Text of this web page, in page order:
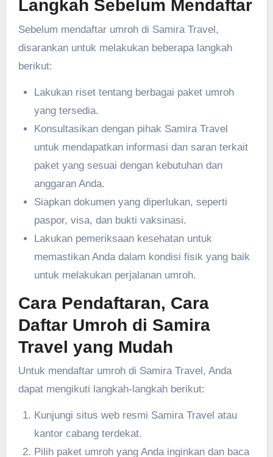
Langkah Sebelum Mendaftar
Sebelum mendaftar umroh di Samira Travel,
disarankan untuk melakukan beberapa langkah
berikut:
Lakukan riset tentang berbagai paket umroh
yang tersedia.
Konsultasikan dengan pihak Samira Travel
untuk mendapatkan informasi dan saran terkait
paket yang sesuai dengan kebutuhan dan
anggaran Anda.
Siapkan dokumen yang diperlukan, seperti
paspor, visa, dan bukti vaksinasi.
Lakukan pemeriksaan kesehatan untuk
memastikan Anda dalam kondisi fisik yang baik
untuk melakukan perjalanan umroh.
Cara Pendaftaran, Cara
Daftar Umroh di Samira
Travel yang Mudah
Untuk mendaftar umroh di Samira Travel, Anda
dapat mengikuti langkah-langkah berikut:
Kunjungi situs web resmi Samira Travel atau
kantor cabang terdekat.
Pilih paket umroh yang Anda inginkan dan baca